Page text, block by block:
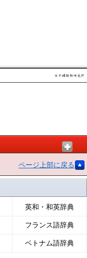
ページ上部に戻る
英和・和英辞典
フランス語辞典
ベトナム語辞典